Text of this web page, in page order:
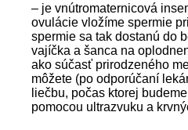
– je vnútromaternicová
ovulácie vložíme spermie
spermie sa tak dostanú do
vajíčka a šanca na
ako súčasť prirodzeného
môžete (po odporúčaní
liečbu, počas ktorej
pomocou ultrazvuku a